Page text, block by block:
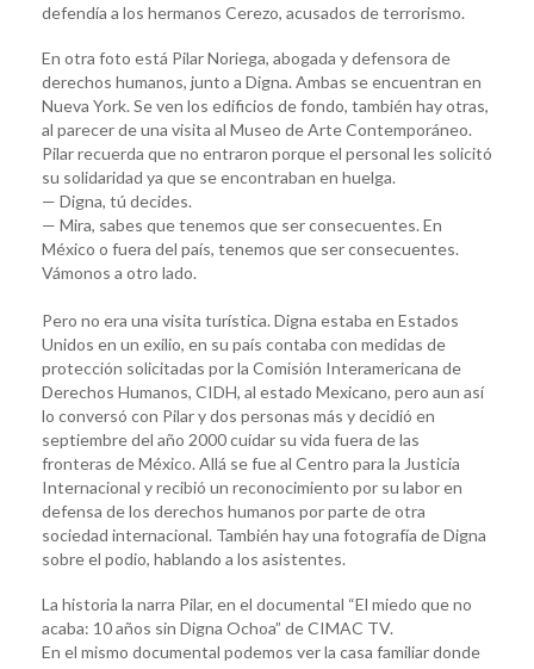
defendía a los hermanos Cerezo, acusados de terrorismo.
En otra foto está Pilar Noriega, abogada y defensora de
derechos humanos, junto a Digna. Ambas se encuentran en
Nueva York. Se ven los edificios de fondo, también hay otras,
al parecer de una visita al Museo de Arte Contemporáneo.
Pilar recuerda que no entraron porque el personal les solicitó
su solidaridad ya que se encontraban en huelga.
— Digna, tú decides.
— Mira, sabes que tenemos que ser consecuentes. En
México o fuera del país, tenemos que ser consecuentes.
Vámonos a otro lado.
Pero no era una visita turística. Digna estaba en Estados
Unidos en un exilio, en su país contaba con medidas de
protección solicitadas por la Comisión Interamericana de
Derechos Humanos, CIDH, al estado Mexicano, pero aun así
lo conversó con Pilar y dos personas más y decidió en
septiembre del año 2000 cuidar su vida fuera de las
fronteras de México. Allá se fue al Centro para la Justicia
Internacional y recibió un reconocimiento por su labor en
defensa de los derechos humanos por parte de otra
sociedad internacional. También hay una fotografía de Digna
sobre el podio, hablando a los asistentes.
La historia la narra Pilar, en el documental “El miedo que no
acaba: 10 años sin Digna Ochoa” de CIMAC TV.
En el mismo documental podemos ver la casa familiar donde